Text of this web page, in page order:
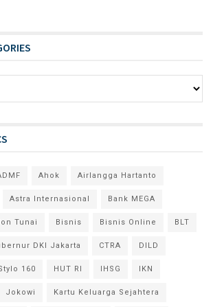
Ahok Airlangga Hartanto
Astra Internasional Bank MEGA
Tunai Bisnis Bisnis Online BLT
DKI Jakarta CTRA DILD
160 HUT RI IHSG IKN
Jokowi Kartu Keluarga Sejahtera